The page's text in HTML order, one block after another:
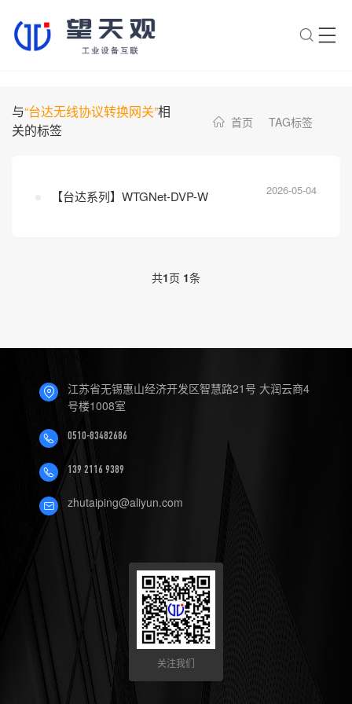
与“台达无线协议转换网关”相
关的标签
首页 TAG标签
【台达系列】WTGNet-DVP-W 2026-05-04
共1页 1条
江苏省无锡惠山经济开发区智慧路21号 大润云商4
号楼1008室
0510-83482686
139 2116 9389
zhutaiping@aliyun.com
关注我们
AI智能助手
常见问题
2.望天观网关支持哪些组网方
服务？